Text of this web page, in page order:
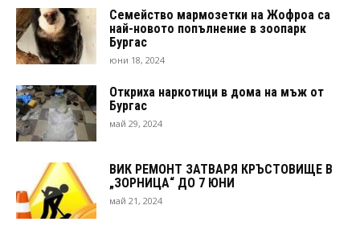
Семейство мармозетки на Жофроа са
най-новото попълнение в зоопарк
Бургас
юни 18, 2024
Откриха наркотици в дома на мъж от
Бургас
май 29, 2024
ВИК РЕМОНТ ЗАТВАРЯ КРЪСТОВИЩЕ В
„ЗОРНИЦА“ ДО 7 ЮНИ
май 21, 2024